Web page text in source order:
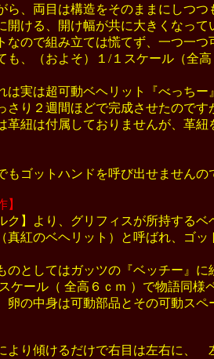
、両目は構造をそのままにしつつ
ける、開け幅が共に大きくなっ
ので組み立ては慌てず、一つ一つ
、（およそ）１/１スケール（全
実は超可動ベヘリット『べっちー
り２週間ほどで完成させたのです
紐は付属しておりませんが、革紐
ゴットハンドを呼び出せませんの
】
】より、グリフィスが所持するベ
紅のベヘリット）
と呼ばれ、ゴッ
としてはガッツの『ベッチー』に
ケール（ 全高６ｃｍ ）で物語同様
の中身は可動部品とその可動スペ
より傾けるだけで右目は左右に、